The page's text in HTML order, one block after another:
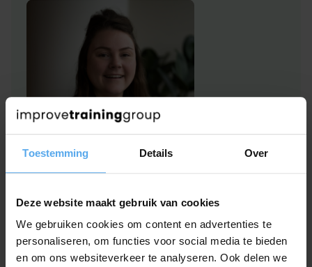
Toestemming Details Over
Deze website maakt gebruik van cookies
We gebruiken cookies om content en advertenties te
personaliseren, om functies voor social media te bieden
en om ons websiteverkeer te analyseren. Ook delen we
Heb je interesse in deze zakelijke workshop en
wil je graag even sparren over jullie situatie en
specifieke leerdoelen?Wehelpen je met plezier